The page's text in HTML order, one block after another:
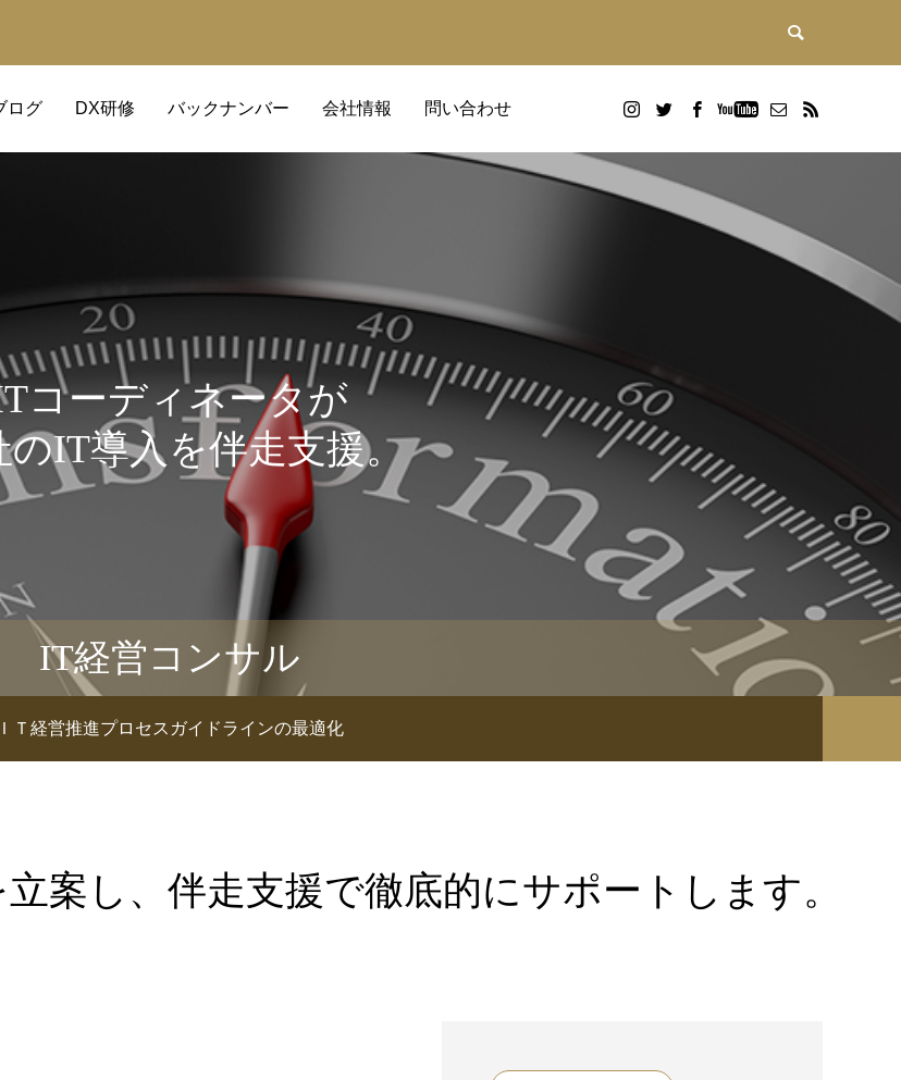
ログ DX研修 バックナンバー 会社情報 問い合わせ
DX研修
活用をサポート
経営革新等支援機関
事業計画・財務計画・融資計画
DX研修
Google WorkspaceDX研修
コーディネータが
のIT導入を伴走支援。
IT経営コンサル
ＩＴ経営推進プロセスガイドラインの最適化
案し、伴走支援で徹底的にサポートします。